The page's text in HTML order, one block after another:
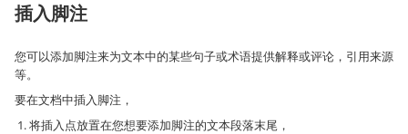
插入脚注
您可以添加脚注来为文本中的某些句子或术语提供解释或评论，引用来源
等。
要在文档中插入脚注，
将插入点放置在您想要添加脚注的文本段落末尾，